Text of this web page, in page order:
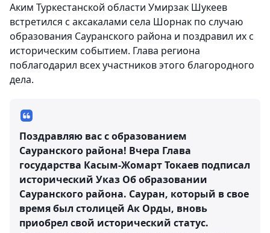
Аким Туркестанской области Умирзак Шукеев
встретился с аксакалами села Шорнак по случаю
образования Сауранского района и поздравил их с
историческим событием. Глава региона
поблагодарил всех участников этого благородного
дела.
Поздравляю вас с образованием
Сауранского района! Вчера Глава
государства Касым-Жомарт Токаев подписал
исторический Указ Об образовании
Сауранского района. Сауран, который в свое
время был столицей Ак Орды, вновь
приобрел свой исторический статус.